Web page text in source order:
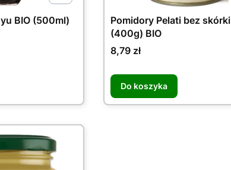
BIO (500ml)
Pomidory Pelati bez skórki
(400g) BIO
Cena
8,79 zł
Do koszyka